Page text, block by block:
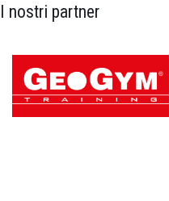
I nostri partner